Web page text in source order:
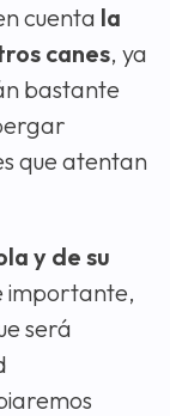
cuenta la
canes, ya
bastante
que atentan
y de su
importante,
será